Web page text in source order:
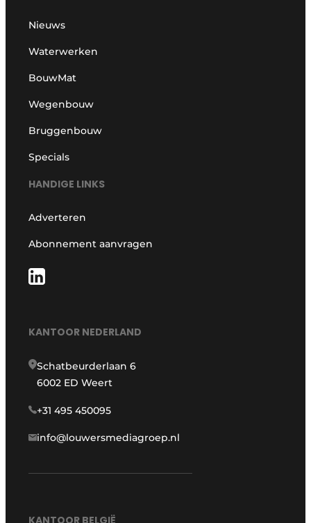
Nieuws
Waterwerken
BouwMat
Wegenbouw
Bruggenbouw
Specials
HANDIGE LINKS
Adverteren
Abonnement aanvragen
KANTOOR NEDERLAND
Schatbeurderlaan 6
6002 ED Weert
+31 495 450095
info@louwersmediagroep.nl